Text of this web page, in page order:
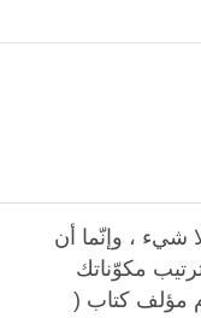
شيء ، وإنّما أن
مكوّناتك
مؤلف كتاب (